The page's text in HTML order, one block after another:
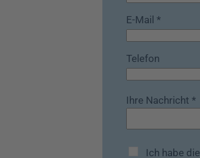
E-Mail *
Telefon
Ihre Nachricht *
Ich habe die